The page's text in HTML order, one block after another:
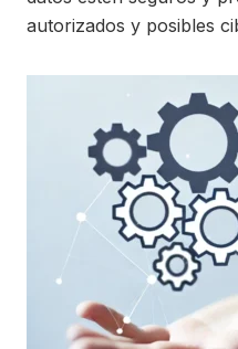
autorizados y posibles